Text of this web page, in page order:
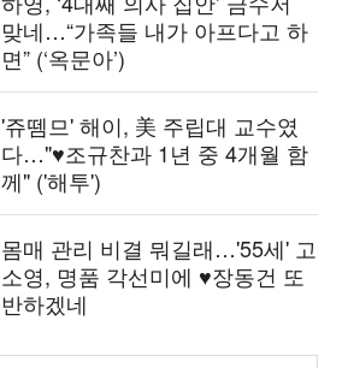
맞네…“가족들 내가 아프다고 하
면” (‘옥문아’)
'쥬뗌므' 해이, 美 주립대 교수였
다…"♥조규찬과 1년 중 4개월 함
께" ('해투')
몸매 관리 비결 뭐길래…'55세' 고
소영, 명품 각선미에 ♥장동건 또
반하겠네